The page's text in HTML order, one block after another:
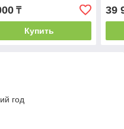
₸
Купить
39
год